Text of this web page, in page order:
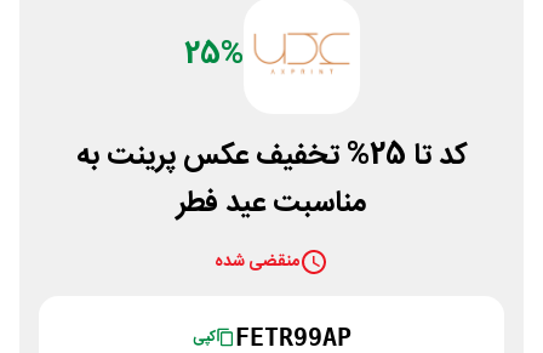
25%
کد تا 25% تخفیف عکس پرینت به
مناسبت عید فطر
منقضی شده
FETR99AP کپی